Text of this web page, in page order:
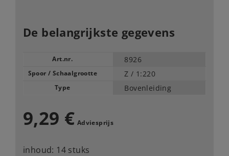
De belangrijkste gegevens
Art.nr. 8926
Spoor / Schaalgrootte Z / 1:220
Type Bovenleiding
9,29 € Adviesprijs
inhoud: 14 stuks